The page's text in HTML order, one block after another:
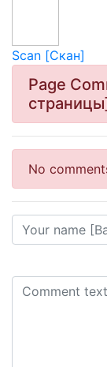
Scan [Скан]
Page
No